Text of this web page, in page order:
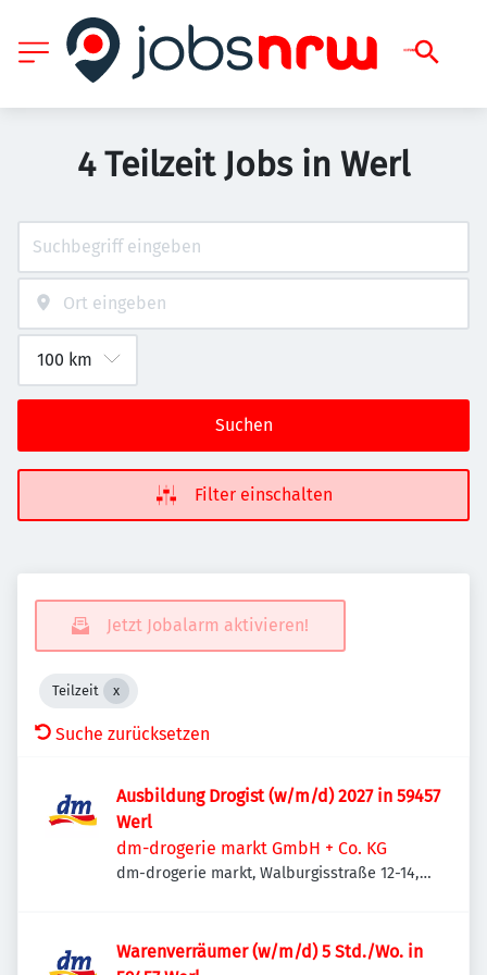
4 Teilzeit Jobs in Werl
Suchen
Filter einschalten
Jetzt Jobalarm aktivieren!
Teilzeit
Suche zurücksetzen
Ausbildung Drogist (w/m/d) 2027 in 59457
Werl
dm-drogerie markt GmbH + Co. KG
dm-drogerie markt, Walburgisstraße 12-14,
Warenverräumer (w/m/d) 5 Std./Wo. in